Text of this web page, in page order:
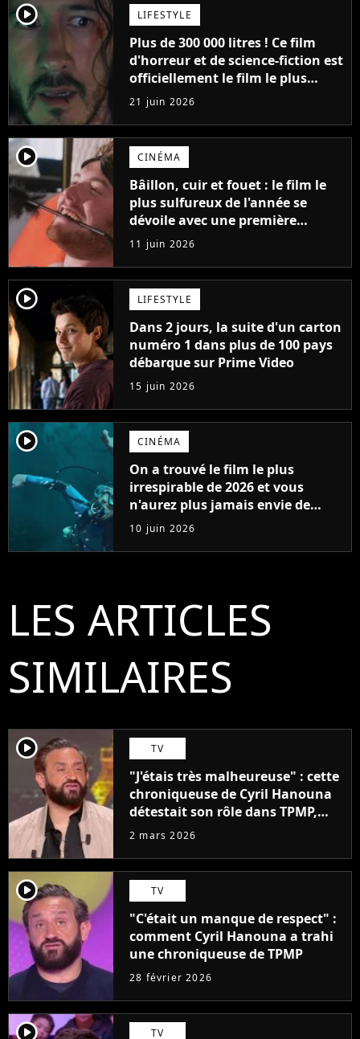
player2 LIFESTYLE
Plus de 300 000 litres ! Ce film
d'horreur et de science-fiction est
officiellement le film le plus
sanglant de tous les temps
21 juin 2026
player2 CINÉMA
Bâillon, cuir et fouet : le film le
plus sulfureux de l'année se
dévoile avec une première
bande-annonce géniale
11 juin 2026
player2 LIFESTYLE
Dans 2 jours, la suite d'un carton
numéro 1 dans plus de 100 pays
débarque sur Prime Video
15 juin 2026
player2 CINÉMA
On a trouvé le film le plus
irrespirable de 2026 et vous
n'aurez plus jamais envie de
vous baigner
10 juin 2026
LES ARTICLES
SIMILAIRES
player2 TV
"J'étais très malheureuse" : cette
chroniqueuse de Cyril Hanouna
détestait son rôle dans TPMP,
mais est restée "pour l'argent"
2 mars 2026
player2 TV
"C'était un manque de respect" :
comment Cyril Hanouna a trahi
une chroniqueuse de TPMP
28 février 2026
player2 TV